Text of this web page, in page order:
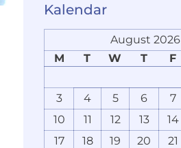
Kalendar
August 2026
M
T W T F
3
4 5 6 7
10
11 12 13 14
17
18 19 20 21